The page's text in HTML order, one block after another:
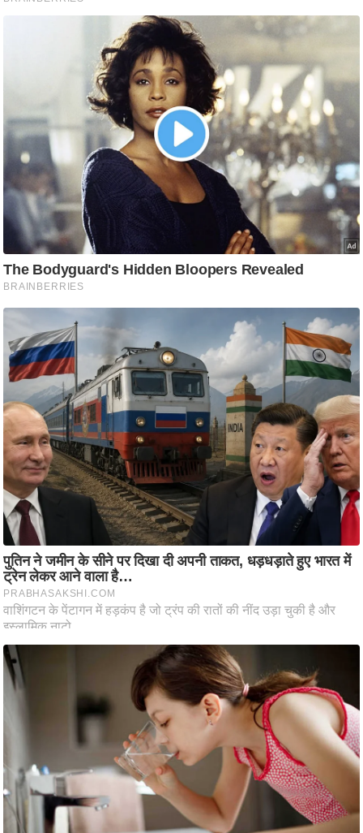
आ
र
.
आ
.
चा
य
स
मी
क्षा
ध
ज्यो
ति
ष
प्र
भु
म
हि
मा
/
ध
र्म
स्थ
त्यो
हा
र